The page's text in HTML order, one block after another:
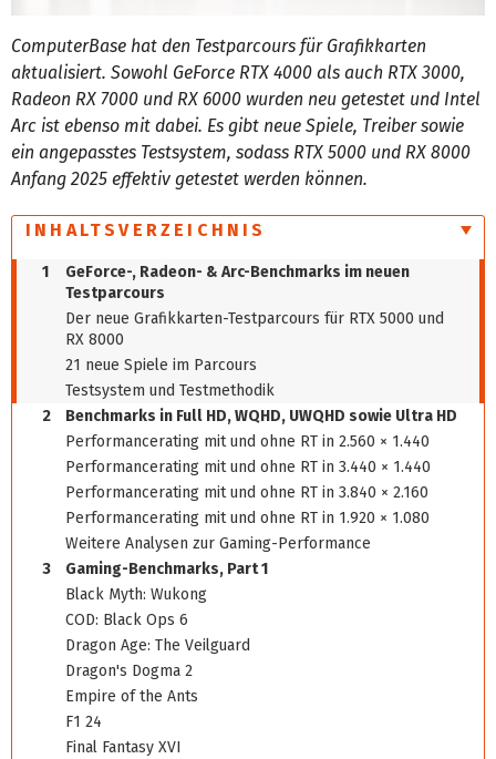
ComputerBase hat den Testparcours für Grafikkarten
aktualisiert. Sowohl GeForce RTX 4000 als auch RTX 3000,
Radeon RX 7000 und RX 6000 wurden neu getestet und Intel
Arc ist ebenso mit dabei. Es gibt neue Spiele, Treiber sowie
ein angepasstes Testsystem, sodass RTX 5000 und RX 8000
Anfang 2025 effektiv getestet werden können.
INHALTSVERZEICHNIS
1
GeForce-, Radeon- & Arc-Benchmarks im neuen
Testparcours
Der neue Grafikkarten-Testparcours für RTX 5000 und
RX 8000
21 neue Spiele im Parcours
Testsystem und Testmethodik
2
Benchmarks in Full HD, WQHD, UWQHD sowie Ultra HD
Performancerating mit und ohne RT in 2.560 × 1.440
Performancerating mit und ohne RT in 3.440 × 1.440
Performancerating mit und ohne RT in 3.840 × 2.160
Performancerating mit und ohne RT in 1.920 × 1.080
Weitere Analysen zur Gaming-Performance
3
Gaming-Benchmarks, Part 1
Black Myth: Wukong
COD: Black Ops 6
Dragon Age: The Veilguard
Dragon's Dogma 2
Empire of the Ants
F1 24
Final Fantasy XVI